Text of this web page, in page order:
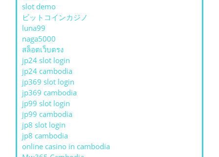
slot demo
ビットコインカジノ
luna99
naga5000
สล็อตเว็บตรง
jp24 slot login
jp24 cambodia
jp369 slot login
jp369 cambodia
jp99 slot login
jp99 cambodia
jp8 slot login
jp8 cambodia
online casino in cambodia